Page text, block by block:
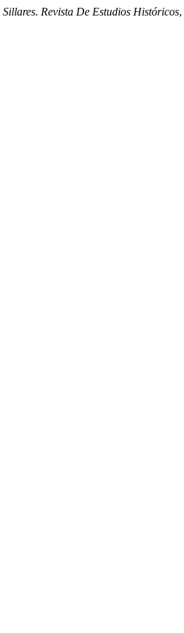
Sillares. Revista De Estudios Históricos,